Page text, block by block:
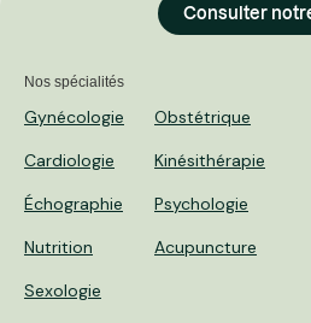
Consulter
Nos spécialités
Gynécologie
Obstétrique
Cardiologie
Kinésithérapie
Échographie
Psychologie
Nutrition
Acupuncture
Sexologie